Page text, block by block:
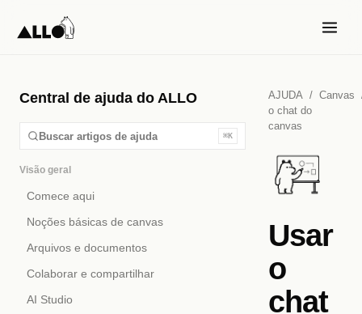
Central de ajuda do ALLO
Buscar artigos de ajuda ⌘K
Visão geral
Comece aqui
Noções básicas de canvas
Arquivos e documentos
Colaborar e compartilhar
AI Studio
AJUDA / Canvas
o chat do
canvas
Usar
o
chat